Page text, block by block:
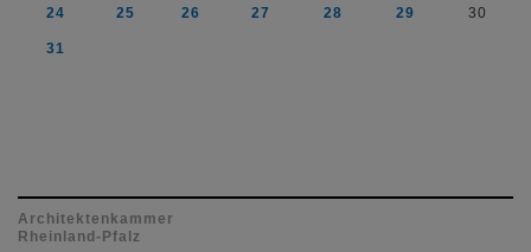
24 25 26 27 28 29 30
31
Architektenkammer
Rheinland-Pfalz